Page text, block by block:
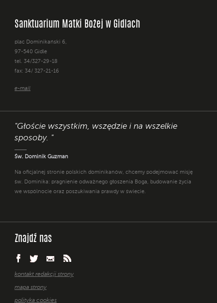
Sanktuarium Matki Bożej w Gidlach
plac Dominikański 6,
97-540 Gidle
tel. 34/327-29-18
fax: 34/ 327-21-16
e-mail
"Głoście wszystkim, wszędzie i na wszelkie
sposoby. "
Św. Dominik Guzman
Na oficjalnej stronie polskich dominikanów, chcemy podejmować misję
św. Dominika: pragnienie odważnego głoszenia Boga, budowanie życia
we wspólnocie oraz poszukiwania prawdy w świecie.
Znajdź nas
kontakt redakcji strony
mapa strony
polityka cookies